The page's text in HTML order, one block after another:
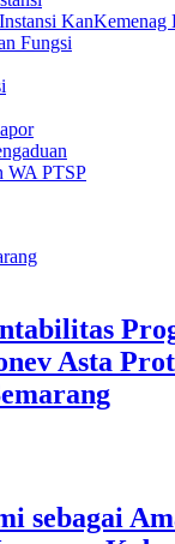
KanKemenag
Fungsi
WA PTSP
Asta
sebagai